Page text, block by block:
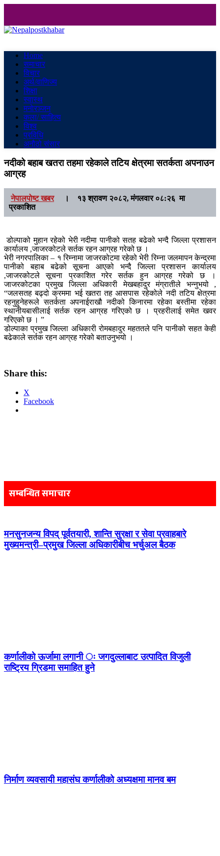
Home
समाचार
विचार
अर्थ/वाणिज्य
शिक्षा
स्वास्थ
मनाेरञ्जन
कला/ साहित्य
विश्व
प्रविधि
अनौठो संसार
नदीको बहाब खतरा तहमा रहेकाले तटिय क्षेत्रमा सतर्कता अपनाउन
आग्रह
नेपालपोष्ट खबर।
१३ श्रावण २०८२, मंगलवार ०८:२६ मा
प्रकाशित
डोल्पाको मुहान रहेको भेरी नदीमा पानीको सतह बढेको भन्दै जिल्ला प्रशासन
कार्यालय ,जाजरकोटले सर्तक रहन आग्रह गरेको छ ।
भेरी नगरपालिका – १ रिम्नामा जाजरकोटमा रहेको भेरी रिम्ना जलमापन केन्द्रमा
पानीको बहाब बढेको सूचना आएको भन्दै जिल्ला प्रशासन कार्यालय
,जाजरकोटले सूचना प्रकाशित गरेर सर्तक हुन आग्रह गरेको छ ।
जाजरकोटका प्रमुख जिल्ला अधिकारी मेखबहादुर मंग्रातीले भन्नुभयो ,
“जलसतह बढ्दो क्रममा भई खतरा तह आसपास रहेकोले नदी तटिय क्षेत्रमा
रहनुहुनेहरूले सतर्कता अपनाईराखौ नदीको किनारमा रहेका बस्तीमा रहेका
स्थानीयबासीलाई सर्तक रहन आग्रह गरिएको छ । प्रहरीलाई समेत खवर
गरिएको छ । ”
डोल्पाका प्रमुख जिल्ला अधिकारी रोमबहादुर महततले पनि पानीको सहत केही
बढेकाले सर्तक रहन आग्रह गरेको बताउनुभयो ।
Share this:
X
Facebook
navigation
सम्बन्धित समाचार
मनसुनजन्य विपद् पूर्वतयारी, शान्ति सुरक्षा र सेवा प्रवाहबारे
मुख्यमन्त्री–प्रमुख जिल्ला अधिकारीबीच भर्चुअल बैठक
कर्णालीको ऊर्जामा लगानी ः जगदुल्लाबाट उत्पादित विजुली
राष्ट्रिय ग्रिडमा समाहित हुने
निर्माण व्यवसायी महासंघ कर्णालीको अध्यक्षमा मानव बम